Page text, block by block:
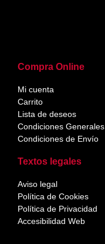
Compra Online
Mi cuenta
Carrito
Lista de deseos
Condiciones Generales
Condiciones de Envío
Textos legales
Aviso legal
Política de Cookies
Política de Privacidad
Accesibilidad Web